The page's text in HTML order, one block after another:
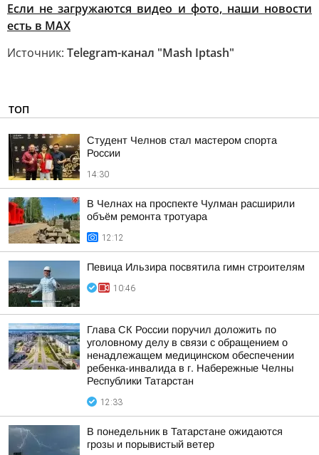
Если не загружаются видео и фото, наши новости
есть в MAX
Источник: Telegram-канал "Mash Iptash"
ТОП
Студент Челнов стал мастером спорта
России
14:30
В Челнах на проспекте Чулман расширили
объём ремонта тротуара
12:12
Певица Ильзира посвятила гимн строителям
10:46
Глава СК России поручил доложить по
уголовному делу в связи с обращением о
ненадлежащем медицинском обеспечении
ребенка-инвалида в г. Набережные Челны
Республики Татарстан
12:33
В понедельник в Татарстане ожидаются
грозы и порывистый ветер